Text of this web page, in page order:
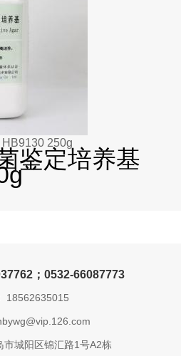
洋克霍尔氏菌鉴定培养基 HB9130 250g
鉴定培养基
；0532-66087773
18562635015
市城阳区锦汇路1号A2栋